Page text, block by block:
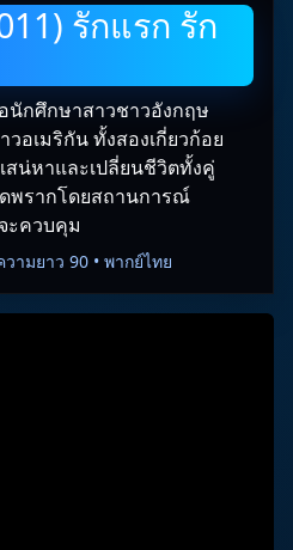
รักแรก รัก
นักศึกษาสาวชาวอังกฤษ
อเมริกัน ทั้งสองเกี่ยวก้อย
สน่หาและเปลี่ยนชีวิตทั้งคู่
พรากโดยสถานการณ์
ะควบคุม
ามยาว 90 • พากย์ไทย